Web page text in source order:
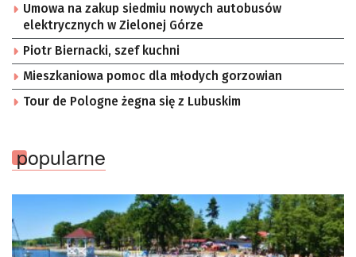
Umowa na zakup siedmiu nowych autobusów
elektrycznych w Zielonej Górze
Piotr Biernacki, szef kuchni
Mieszkaniowa pomoc dla młodych gorzowian
Tour de Pologne żegna się z Lubuskim
popularne